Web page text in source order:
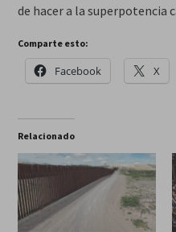
de hacer a la superpotencia
Comparte esto:
Facebook X
Relacionado